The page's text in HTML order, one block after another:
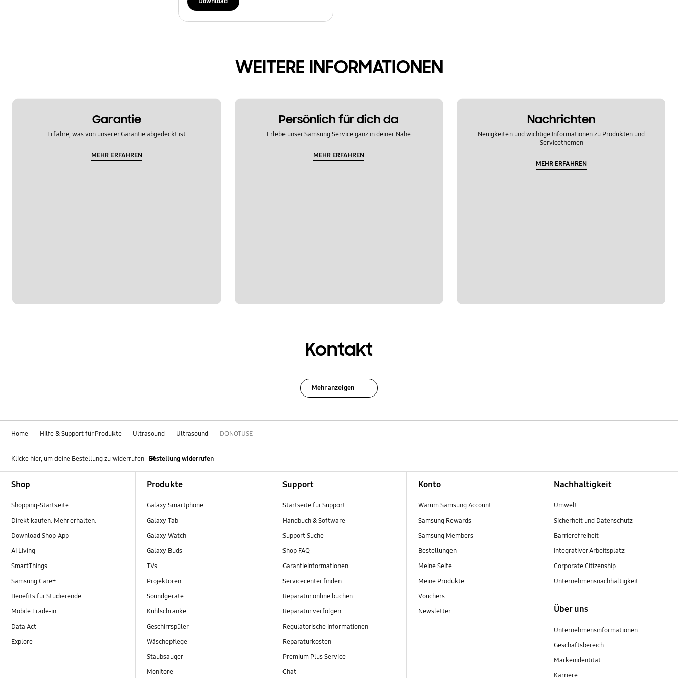
WEITERE INFORMATIONEN
Garantie
Erfahre, was von unserer Garantie abgedeckt ist
MEHR ERFAHREN
Persönlich für dich da
Erlebe unser Samsung Service ganz in deiner Nähe
MEHR ERFAHREN
Nachrichten
Neuigkeiten und wichtige Informationen zu Produkten und
Servicethemen
MEHR ERFAHREN
Kontakt
Mehr anzeigen
Home Hilfe & Support für Produkte Ultrasound Ultrasound DONOTUSE
Klicke hier, um deine Bestellung zu widerrufen Bestellung widerrufen
Shop
Shopping-Startseite
Direkt kaufen. Mehr erhalten.
Download Shop App
AI Living
SmartThings
Samsung Care+
Benefits für Studierende
Mobile Trade-in
Data Act
Explore
Produkte
Galaxy Smartphone
Galaxy Tab
Galaxy Watch
Galaxy Buds
TVs
Projektoren
Soundgeräte
Kühlschränke
Geschirrspüler
Wäschepflege
Staubsauger
Monitore
Support
Startseite für Support
Handbuch & Software
Support Suche
Shop FAQ
Garantieinformationen
Servicecenter finden
Reparatur online buchen
Reparatur verfolgen
Regulatorische Informationen
Reparaturkosten
Premium Plus Service
Chat
Konto
Warum Samsung Account
Samsung Rewards
Samsung Members
Bestellungen
Meine Seite
Meine Produkte
Vouchers
Newsletter
Nachhaltigkeit
Umwelt
Sicherheit und Datenschutz
Barrierefreiheit
Integrativer Arbeitsplatz
Corporate Citizenship
Unternehmensnachhaltigkeit
Über uns
Unternehmensinformationen
Geschäftsbereich
Markenidentität
Karriere